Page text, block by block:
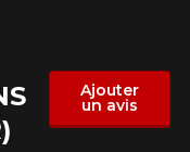
Ajouter
un avis